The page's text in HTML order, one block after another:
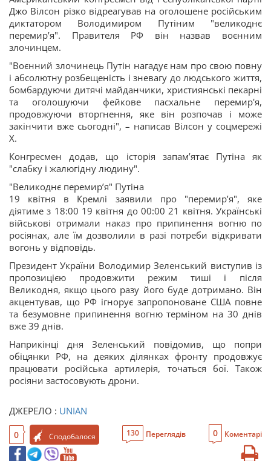
Джо Вілсон різко відреагував на оголошене російським
диктатором Володимиром Путіним "великоднє
перемирʼя". Правителя РФ він назвав воєнним
злочинцем.
"Воєнний злочинець Путін нагадує нам про свою повну
і абсолютну розбещеність і зневагу до людського життя,
бомбардуючи дитячі майданчики, християнські пекарні
та оголошуючи фейкове пасхальне перемир'я,
продовжуючи вторгнення, яке він розпочав і може
закінчити вже сьогодні", – написав Вілсон у соцмережі
Х.
Конгресмен додав, що історія запамʼятає Путіна як
"слабку і жалюгідну людину".
"Великоднє перемирʼя" Путіна
19 квітня в Кремлі заявили про "перемирʼя", яке
діятиме з 18:00 19 квітня до 00:00 21 квітня. Українські
військові отримали наказ про припинення вогню по
росіянах, але їм дозволили в разі потреби відкривати
вогонь у відповідь.
Президент України Володимир Зеленський виступив із
пропозицією продовжити режим тиші і після
Великодня, якщо цього разу його буде дотримано. Він
акцентував, що РФ ігнорує запропоноване США повне
та безумовне припинення вогню терміном на 30 днів
вже 39 днів.
Наприкінці дня Зеленський повідомив, що попри
обіцянки РФ, на деяких ділянках фронту продовжує
працювати російська артилерія, точаться бої. Також
росіяни застосовують дрони.
ДЖЕРЕЛО : UNIAN
0 Сподобалося 130 Переглядів 0 Коментарі